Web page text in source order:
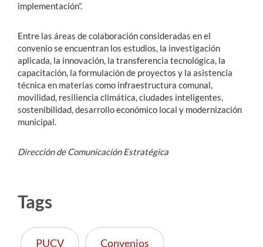
implementación”.
Entre las áreas de colaboración consideradas en el
convenio se encuentran los estudios, la investigación
aplicada, la innovación, la transferencia tecnológica, la
capacitación, la formulación de proyectos y la asistencia
técnica en materias como infraestructura comunal,
movilidad, resiliencia climática, ciudades inteligentes,
sostenibilidad, desarrollo económico local y modernización
municipal.
Dirección de Comunicación Estratégica
Tags
PUCV Convenios